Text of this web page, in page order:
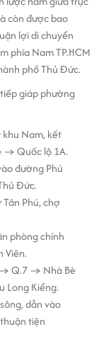
còn được bao
lợi di chuyển
phía Nam TP.HCM
phố Thủ Đức.
giáp phường
khu Nam, kết
Quốc lộ 1A.
đường Phú
Đức.
Phú, chợ
phòng chính
Viên.
→ Q.7 → Nhà Bè
Long Kiểng.
dẫn vào
tiện